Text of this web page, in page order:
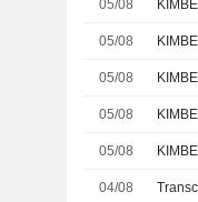
05/08
05/08
05/08
05/08
05/08
04/08